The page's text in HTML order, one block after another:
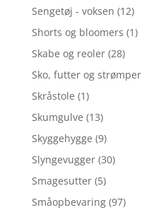
Sengetøj - voksen (12)
Shorts og bloomers (1)
Skabe og reoler (28)
Sko, futter og strømper
Skråstole (1)
Skumgulve (13)
Skyggehygge (9)
Slyngevugger (30)
Smagesutter (5)
Småopbevaring (97)